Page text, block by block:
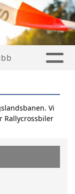
Vi
Rallycrossbiler